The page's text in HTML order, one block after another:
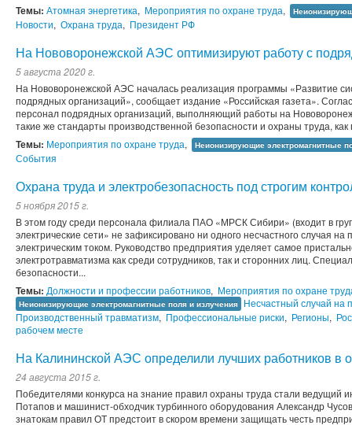
Темы: Атомная энергетика, Мероприятия по охране труда,
Новости, Охрана труда, Президент РФ
На Нововоронежской АЭС оптимизируют работу с
5 августа 2020 г.
На Нововоронежской АЭС началась реализация программы «Развитие
подрядных организаций», сообщает издание «Российская газета».
персонал подрядных организаций, выполняющий работы на
такие же стандарты производственной безопасности и охраны труда,
Темы: Мероприятия по охране труда, Неионизирующие электромагнитные
События
Охрана труда и электробезопасность под строгим
5 ноября 2015 г.
В этом году среди персонала филиала ПАО «МРСК Сибири» (входит в
электрические сети» не зафиксировано ни одного несчастного случая
электрическим током. Руководство предприятия уделяет самое
электротравматизма как среди сотрудников, так и сторонних лиц.
безопасности...
Темы: Должности и профессии работников, Мероприятия по охране
Неионизирующие электромагнитные поля и излучения Несчастный случай на
Производственный травматизм, Профессиональные риски, Регионы,
рабочем месте
На Калининской АЭС определили лучших работников в
24 августа 2015 г.
Победителями конкурса на знание правил охраны труда стали ведущий
Потапов и машинист-обходчик турбинного оборудования Александр
знатокам правил ОТ предстоит в скором времени защищать честь